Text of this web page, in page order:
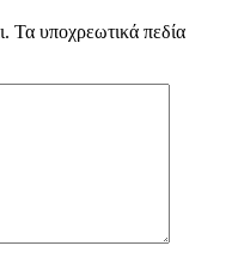
Τα υποχρεωτικά πεδία